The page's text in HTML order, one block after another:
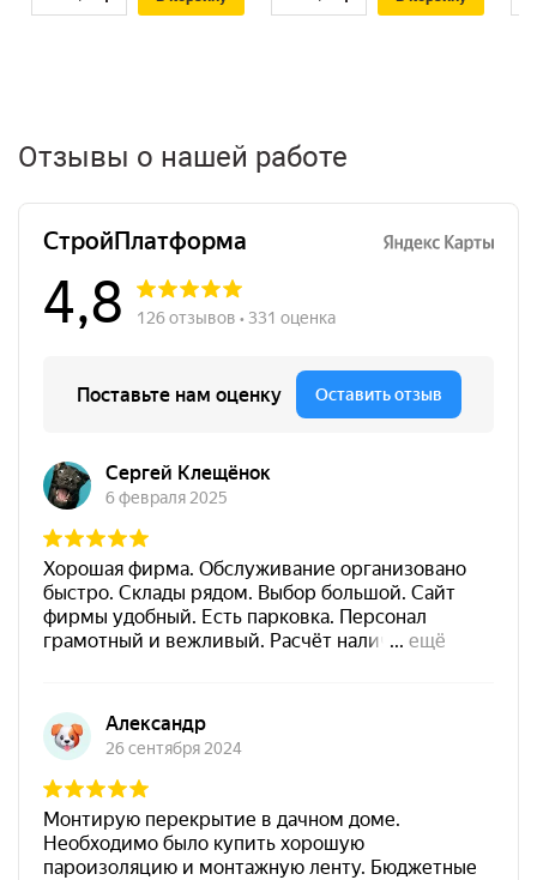
Отзывы о нашей работе